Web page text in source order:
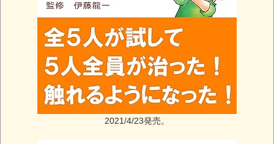
2021/4/23発売。